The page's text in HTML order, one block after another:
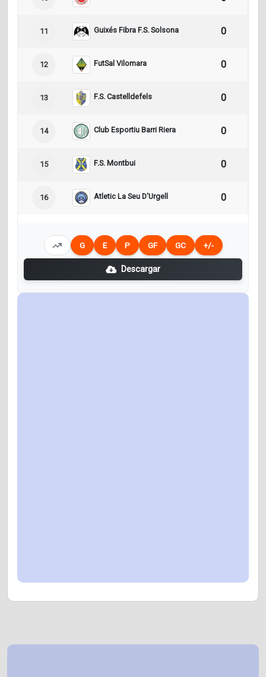
11 Guixés Fibra F.S. Solsona 0
12 FutSal Vilomara 0
13 F.S. Castelldefels 0
14 Club Esportiu Barri Riera 0
15 F.S. Montbui 0
16 Atletic La Seu D'Urgell 0
G E P GF GC +/-
Descargar